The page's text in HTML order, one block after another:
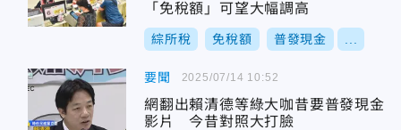
「免稅額」可望大幅調高
綜所稅 免稅額 普發現金
要聞
網翻出賴清德等綠大咖昔要普發現金
影片 今昔對照大打臉
2025/07/14 10:52